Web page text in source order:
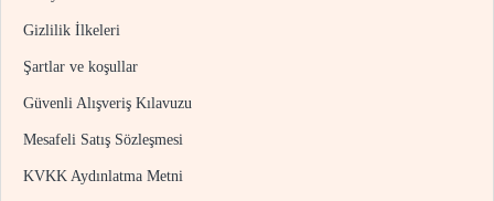
Gizlilik İlkeleri
Şartlar ve koşullar
Güvenli Alışveriş Kılavuzu
Mesafeli Satış Sözleşmesi
KVKK Aydınlatma Metni